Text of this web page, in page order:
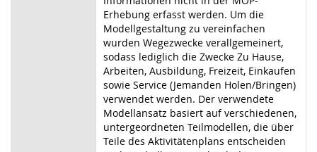
Erhebung erfasst werden. Um die
Modellgestaltung zu vereinfachen
wurden Wegezwecke verallgemeinert,
sodass lediglich die Zwecke Zu Hause,
Arbeiten, Ausbildung, Freizeit, Einkaufen
sowie Service (Jemanden Holen/Bringen)
verwendet werden. Der verwendete
Modellansatz basiert auf verschiedenen,
untergeordneten Teilmodellen, die über
Teile des Aktivitätenplans entscheiden